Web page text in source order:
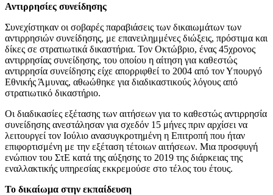
Αντιρρησίες συνείδησης
Συνεχίστηκαν οι σοβαρές παραβιάσεις των δικαιωμάτων των
αντιρρησιών συνείδησης, με επανειλημμένες διώξεις, πρόστιμα και
δίκες σε στρατιωτικά δικαστήρια. Τον Οκτώβριο, ένας 45χρονος
αντιρρησίας συνείδησης, του οποίου η αίτηση για καθεστώς
αντιρρησία συνείδησης είχε απορριφθεί το 2004 από τον Υπουργό
Εθνικής Άμυνας, αθωώθηκε για διαδικαστικούς λόγους από
στρατιωτικό δικαστήριο.
Οι διαδικασίες εξέτασης των αιτήσεων για το καθεστώς αντιρρησία
συνείδησης ανεστάλησαν για σχεδόν 15 μήνες πριν αρχίσει να
λειτουργεί τον Ιούλιο ανασυγκροτημένη η Επιτροπή που ήταν
επιφορτισμένη με την εξέταση τέτοιων αιτήσεων. Μια προσφυγή
ενώπιον του ΣτΕ κατά της αύξησης το 2019 της διάρκειας της
εναλλακτικής υπηρεσίας εκκρεμούσε στο τέλος του έτους.
Το δικαίωμα στην εκπαίδευση